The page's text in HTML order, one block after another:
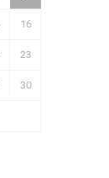
16
23
30